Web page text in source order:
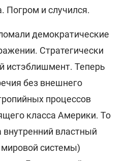
Погром и случился.
демократические
Стратегически
истэблишмент. Теперь
без внешнего
процессов
класса Америки. То
внутренний властный
системы)